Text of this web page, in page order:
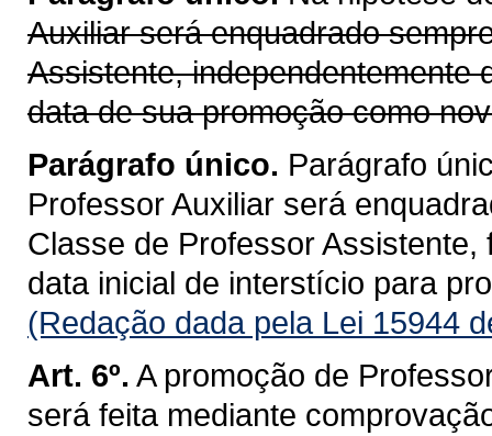
Auxiliar será enquadrado
Assistente, independentemente
data de sua promoção como
Parágrafo único. Parágrafo
Professor Auxiliar será
Classe de Professor
data inicial de interstício para
(Redação dada pela Lei 15944
Art. 6º. A promoção de
será feita mediante